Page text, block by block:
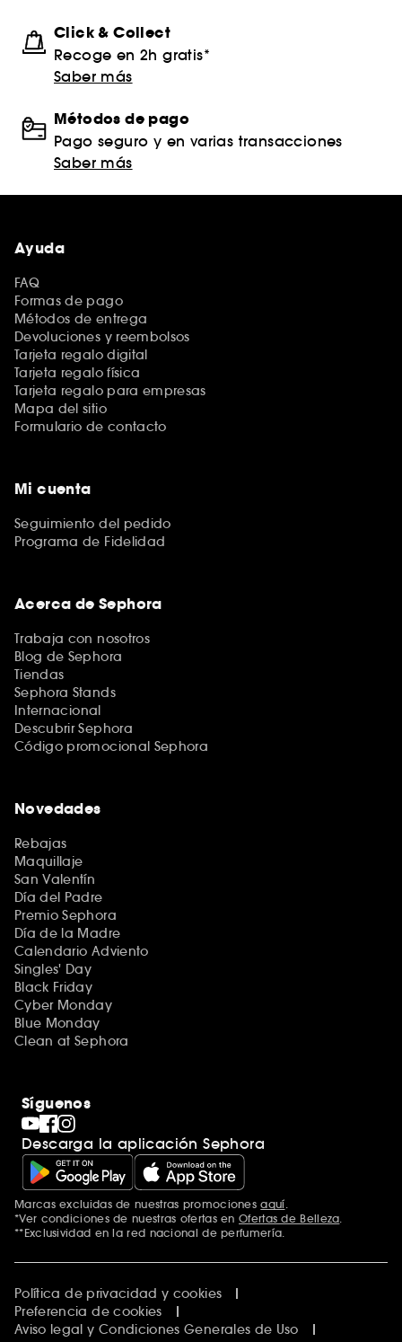
Click & Collect
Recoge en 2h gratis*
Saber más
Métodos de pago
Pago seguro y en varias transacciones
Saber más
Ayuda
FAQ
Formas de pago
Métodos de entrega
Devoluciones y reembolsos
Tarjeta regalo digital
Tarjeta regalo física
Tarjeta regalo para empresas
Mapa del sitio
Formulario de contacto
Mi cuenta
Seguimiento del pedido
Programa de Fidelidad
Acerca de Sephora
Trabaja con nosotros
Blog de Sephora
Tiendas
Sephora Stands
Internacional
Descubrir Sephora
Código promocional Sephora
Novedades
Rebajas
Maquillaje
San Valentín
Día del Padre
Premio Sephora
Día de la Madre
Calendario Adviento
Singles' Day
Black Friday
Cyber Monday
Blue Monday
Clean at Sephora
Síguenos
Descarga la aplicación Sephora
Marcas excluidas de nuestras promocionesaquí
*Ver condiciones de nuestras ofertas en Ofertas de Belleza
**Exclusividad en la red nacional de perfumería.
Política de privacidad y cookies
Preferencia de cookies
Aviso legal y Condiciones Generales de Uso